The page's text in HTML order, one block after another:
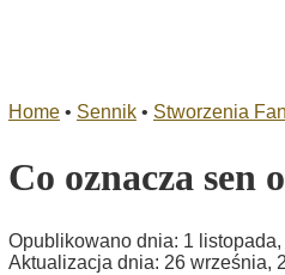
Home • Sennik • Stworzenia
Co oznacza sen o
Opublikowano dnia: 1
Aktualizacja dnia: 26 września,